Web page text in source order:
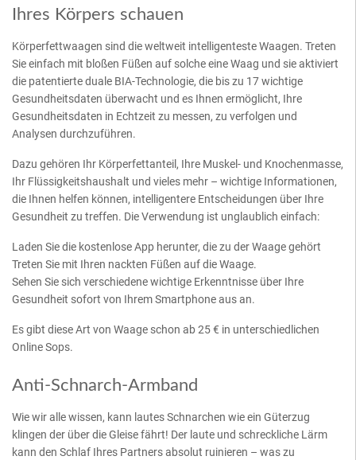
Ihres Körpers schauen
Körperfettwaagen sind die weltweit intelligenteste Waagen. Treten
Sie einfach mit bloßen Füßen auf solche eine Waag und sie aktiviert
die patentierte duale BIA-Technologie, die bis zu 17 wichtige
Gesundheitsdaten überwacht und es Ihnen ermöglicht, Ihre
Gesundheitsdaten in Echtzeit zu messen, zu verfolgen und
Analysen durchzuführen.
Dazu gehören Ihr Körperfettanteil, Ihre Muskel- und Knochenmasse,
Ihr Flüssigkeitshaushalt und vieles mehr – wichtige Informationen,
die Ihnen helfen können, intelligentere Entscheidungen über Ihre
Gesundheit zu treffen. Die Verwendung ist unglaublich einfach:
Laden Sie die kostenlose App herunter, die zu der Waage gehört
Treten Sie mit Ihren nackten Füßen auf die Waage.
Sehen Sie sich verschiedene wichtige Erkenntnisse über Ihre
Gesundheit sofort von Ihrem Smartphone aus an.
Es gibt diese Art von Waage schon ab 25 € in unterschiedlichen
Online Sops.
Anti-Schnarch-Armband
Wie wir alle wissen, kann lautes Schnarchen wie ein Güterzug
klingen der über die Gleise fährt! Der laute und schreckliche Lärm
kann den Schlaf Ihres Partners absolut ruinieren – was zu